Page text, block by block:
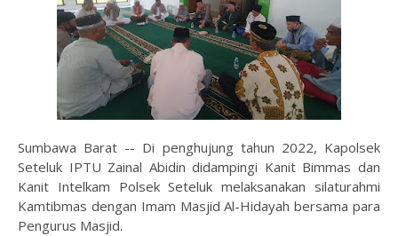
Sumbawa Barat -- Di penghujung tahun 2022, Kapolsek
Seteluk IPTU Zainal Abidin didampingi Kanit Bimmas dan
Kanit Intelkam Polsek Seteluk melaksanakan silaturahmi
Kamtibmas dengan Imam Masjid Al-Hidayah bersama para
Pengurus Masjid.